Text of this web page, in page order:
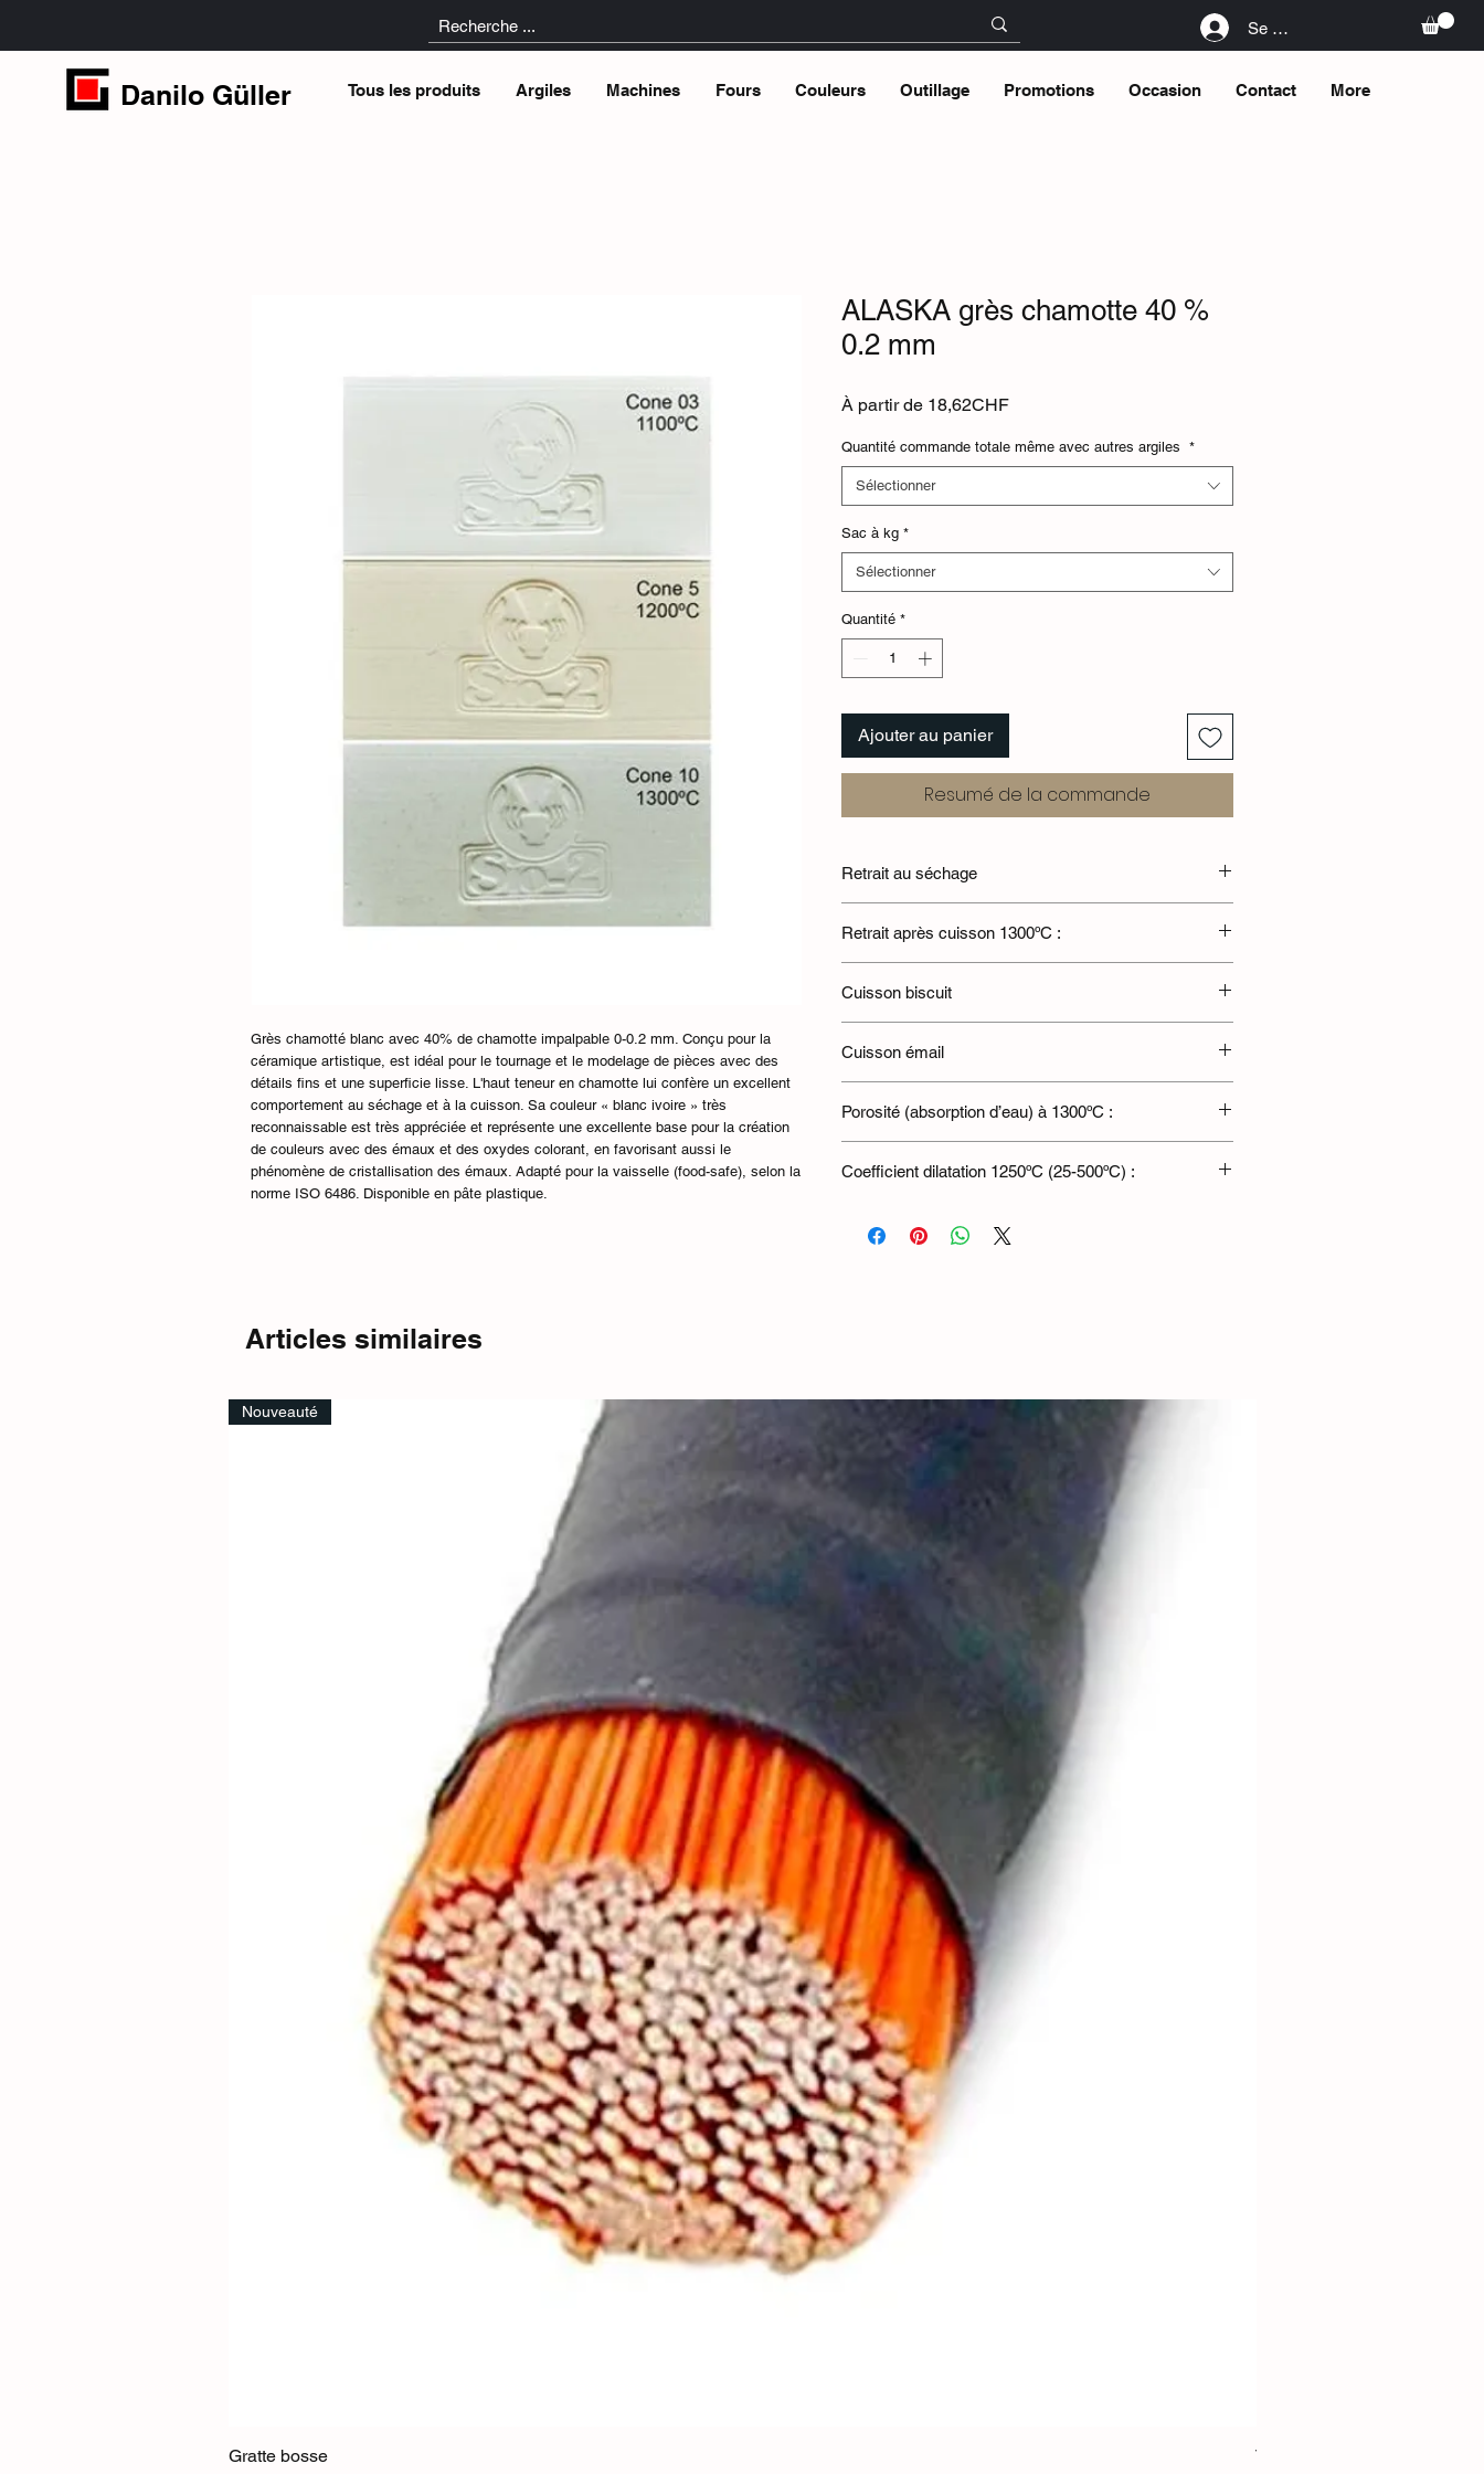
Se connecter
Tous les produits Argiles Machines Fours Couleurs Outillage Promotions Occasion Contact More
Danilo Güller
Grès chamotté blanc avec 40% de chamotte impalpable 0-0.2 mm. Conçu pour la
céramique artistique, est idéal pour le tournage et le modelage de pièces avec des
détails fins et une superficie lisse. L'haut teneur en chamotte lui confère un excellent
comportement au séchage et à la cuisson. Sa couleur « blanc ivoire » très
reconnaissable est très appréciée et représente une excellente base pour la création
de couleurs avec des émaux et des oxydes colorant, en favorisant aussi le
phénomène de cristallisation des émaux. Adapté pour la vaisselle (food-safe), selon la
norme ISO 6486. Disponible en pâte plastique.
ALASKA grès chamotte 40 %
0.2 mm
À partir de 18,62CHFPrix
Quantité commande totale même avec autres argiles *
Sélectionner
Sac à kg *
Sélectionner
Quantité *
Ajouter au panier
Resumé de la commande
Retrait au séchage
Retrait après cuisson 1300ºC :
Cuisson biscuit
Cuisson émail
Porosité (absorption d’eau) à 1300ºC :
Coefficient dilatation 1250ºC (25-500ºC) :
Articles similaires
Nouveauté
Gratte bosse
TOFFEE - Grès chamotté